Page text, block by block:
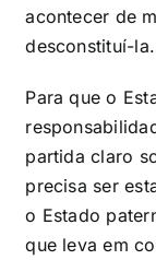
acontecer de
desconstituí-la.
Para que o
partida claro
precisa ser
o Estado
que leva em